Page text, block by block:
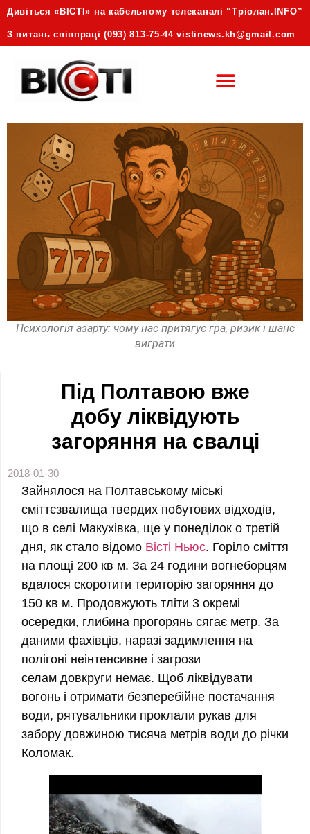
Дивіться «ВІСТІ» на кабельному телеканалі “Трiолан.INFO”
З питань співпраці (093) 813-75-44 vistinews.kh@gmail.com
Психологія азарту: чому нас притягує гра, ризик і шанс
виграти
Під Полтавою вже
добу ліквідують
загоряння на свалці
2018-01-30
Зайнялося на Полтавському міські
сміттєзвалища твердих побутових відходів,
що в селі Макухівка, ще у понеділок о третій
дня, як стало відомо Вісті Ньюс. Горіло сміття
на площі 200 кв м. За 24 години вогнеборцям
вдалося скоротити територію загоряння до
150 кв м. Продовжують тліти 3 окремі
осередки, глибина прогорянь сягає метр. За
даними фахівців, наразі задимлення на
полігоні неінтенсивне і загрози
селам довкруги немає. Щоб ліквідувати
вогонь і отримати безперебійне постачання
води, рятувальники проклали рукав для
забору довжиною тисяча метрів води до річки
Коломак.